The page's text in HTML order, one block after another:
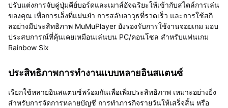
ปรับแต่งการจับคู่ปุ่มคีย์บอร์ดและเมาส์อัจฉริยะให้เข้ากับสไตล์การเล่น
ของคุณ เพื่อการเล็งที่แม่นยำ การสลับอาวุธที่รวดเร็ว และการใช้สกิ
ลอย่างมีประสิทธิภาพ MuMuPlayer ยังรองรับการใช้งานจอยเกม มอบ
ประสบการณ์ที่คุ้นเคยเหมือนเล่นบน PC/คอนโซล สำหรับแฟนเกม
Rainbow Six
ประสิทธิภาพการทำงานแบบหลายอินสแตนซ์
เรียกใช้หลายอินสแตนซ์พร้อมกันเพื่อเพิ่มประสิทธิภาพ เหมาะอย่างยิ่ง
สำหรับการจัดการหลายบัญชี การทำภารกิจรายวันให้เสร็จสิ้น หรือ